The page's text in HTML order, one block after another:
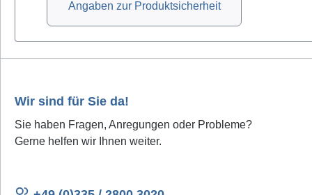
Angaben zur Produktsicherheit
Wir sind für Sie da!
Sie haben Fragen, Anregungen oder Probleme?
Gerne helfen wir Ihnen weiter.